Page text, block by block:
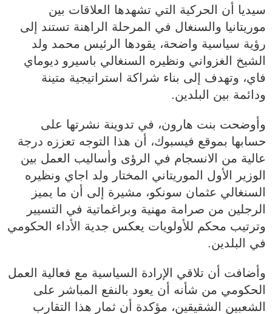
سيديا أن الحركية التي تشهدها العلاقات بين
موريتانيا والسنغال في المرحلة الراهنة تستند إلى
رؤية سياسية واضحة، يقودها الرئيس محمد ولد
الشيخ الغزواني ونظيره السنغالي باسيرو ديوماي
فاي، وتهدف إلى بناء شراكة استراتيجية متينة
ودائمة بين البلدين.
وأوضحت بنت هارون، في تدوينة نشرتها على
حسابها بموقع فيسبوك، أن هذا التوجه تعززه درجة
عالية من الانسجام في الرؤى وأساليب العمل بين
الوزير الأول الموريتاني المختار ولد اجاي ونظيره
السنغالي عثمان سونكو، مشيرة إلى أن ما يميز
الرجلين من صرامة مهنية وبراغماتية في التسيير
وترتيب محكم للأولويات يعكس جدية الأداء الحكومي
في البلدين.
وأضافت أن تلاقي الإرادة السياسية مع فعالية العمل
الحكومي من شأنه أن يعود بالنفع المباشر على
الشعبين الشقيقين، مؤكدة أن ثمار هذا التقارب